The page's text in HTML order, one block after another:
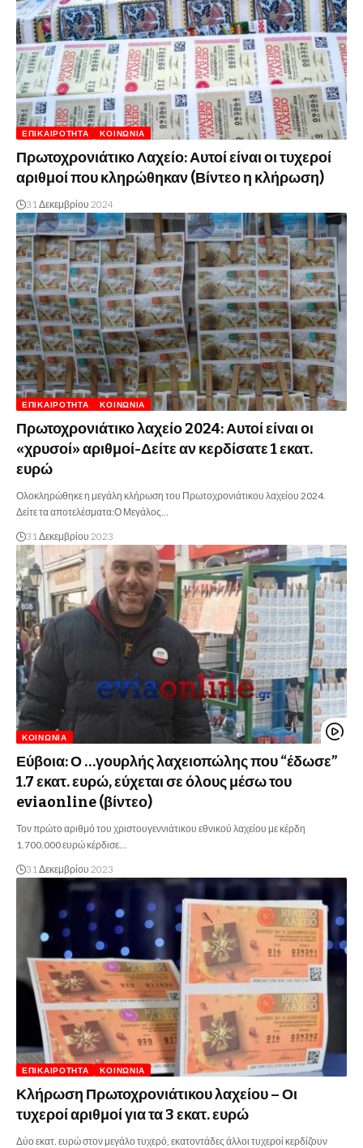
ΕΠΙΚΑΙΡΌΤΗΤΑ ΚΟΙΝΩΝΊΑ
Πρωτοχρονιάτικο Λαχείο: Αυτοί είναι οι τυχεροί
αριθμοί που κληρώθηκαν (Βίντεο η κλήρωση)
31 Δεκεμβρίου 2024
ΕΠΙΚΑΙΡΌΤΗΤΑ ΚΟΙΝΩΝΊΑ
Πρωτοχρονιάτικο λαχείο 2024: Αυτοί είναι οι
«χρυσοί» αριθμοί-Δείτε αν κερδίσατε 1 εκατ.
ευρώ
Ολοκληρώθηκε η μεγάλη κλήρωση του Πρωτοχρονιάτικου λαχείου 2024.
Δείτε τα αποτελέσματα:Ο Μεγάλος…
31 Δεκεμβρίου 2023
ΚΟΙΝΩΝΊΑ
Εύβοια: Ο …γουρλής λαχειοπώλης που “έδωσε”
1.7 εκατ. ευρώ, εύχεται σε όλους μέσω του
eviaonline (βίντεο)
Τον πρώτο αριθμό του χριστουγεννιάτικου εθνικού λαχείου με κέρδη
1.700.000 ευρώ κέρδισε…
31 Δεκεμβρίου 2023
ΕΠΙΚΑΙΡΌΤΗΤΑ ΚΟΙΝΩΝΊΑ
Κλήρωση Πρωτοχρονιάτικου λαχείου – Οι
τυχεροί αριθμοί για τα 3 εκατ. ευρώ
Δύο εκατ. ευρώ στον μεγάλο τυχερό, εκατοντάδες άλλοι τυχεροί κερδίζουν